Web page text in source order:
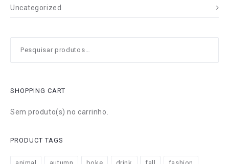
Uncategorized
por:
SHOPPING CART
Sem produto(s) no carrinho.
PRODUCT TAGS